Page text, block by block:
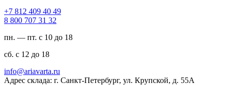
94 04 904 218 7+
23 13 707 008 8
пн. — пт. с 10 до 18
сб. с 12 до 18
ur.atravaira@ofni
Адрес склада: г. Санкт-Петербург, ул. Крупской, д. 55А